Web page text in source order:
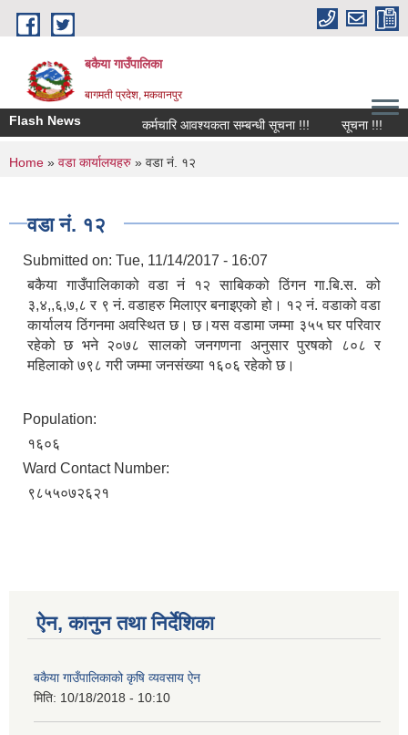
Skip to main content
बकैया गाउँपालिका
बागमती प्रदेश, मकवानपुर
Flash News कर्मचारि आवश्यकता सम्बन्धी सूचना !!! सूचना !!!
You are here
Home » वडा कार्यालयहरु » वडा नं. १२
वडा नं. १२
Submitted on: Tue, 11/14/2017 - 16:07
बकैया गाउँपालिकाको वडा नं १२ साबिकको ठिंगन गा.बि.स. को
३,४,,६,७,८ र ९ नं. वडाहरु मिलाएर बनाइएको हो। १२ नं. वडाको वडा
कार्यालय ठिंगनमा अवस्थित छ। छ।यस वडामा जम्मा ३५५ घर परिवार
रहेको छ भने २०७८ सालको जनगणना अनुसार पुरषको ८०८ र
महिलाको ७९८ गरी जम्मा जनसंख्या १६०६ रहेको छ।
Population:
१६०६
Ward Contact Number:
९८५५०७२६२१
ऐन, कानुन तथा निर्देशिका
बकैया गाउँपालिकाको कृषि व्यवसाय ऐन
मिति: 10/18/2018 - 10:10